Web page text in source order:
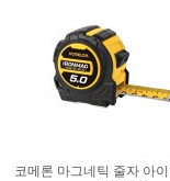
코메론 마그네틱 줄자 아